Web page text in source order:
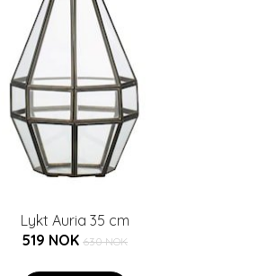
Lykt Auria 35 cm
519 NOK 630 NOK